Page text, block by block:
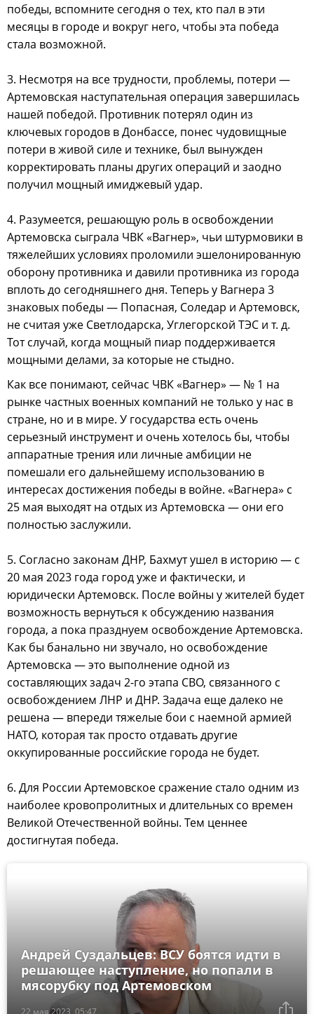
победы, вспомните сегодня о тех, кто пал в эти
месяцы в городе и вокруг него, чтобы эта победа
стала возможной.
3. Несмотря на все трудности, проблемы, потери —
Артемовская наступательная операция завершилась
нашей победой. Противник потерял один из
ключевых городов в Донбассе, понес чудовищные
потери в живой силе и технике, был вынужден
корректировать планы других операций и заодно
получил мощный имиджевый удар.
4. Разумеется, решающую роль в освобождении
Артемовска сыграла ЧВК «Вагнер», чьи штурмовики в
тяжелейших условиях проломили эшелонированную
оборону противника и давили противника из города
вплоть до сегодняшнего дня. Теперь у Вагнера 3
знаковых победы — Попасная, Соледар и Артемовск,
не считая уже Светлодарска, Углегорской ТЭС и т. д.
Тот случай, когда мощный пиар поддерживается
мощными делами, за которые не стыдно.
Как все понимают, сейчас ЧВК «Вагнер» — № 1 на
рынке частных военных компаний не только у нас в
стране, но и в мире. У государства есть очень
серьезный инструмент и очень хотелось бы, чтобы
аппаратные трения или личные амбиции не
помешали его дальнейшему использованию в
интересах достижения победы в войне. «Вагнера» с
25 мая выходят на отдых из Артемовска — они его
полностью заслужили.
5. Согласно законам ДНР, Бахмут ушел в историю — с
20 мая 2023 года город уже и фактически, и
юридически Артемовск. После войны у жителей будет
возможность вернуться к обсуждению названия
города, а пока празднуем освобождение Артемовска.
Как бы банально ни звучало, но освобождение
Артемовска — это выполнение одной из
составляющих задач 2-го этапа СВО, связанного с
освобождением ЛНР и ДНР. Задача еще далеко не
решена — впереди тяжелые бои с наемной армией
НАТО, которая так просто отдавать другие
оккупированные российские города не будет.
6. Для России Артемовское сражение стало одним из
наиболее кровопролитных и длительных со времен
Великой Отечественной войны. Тем ценнее
достигнутая победа.
22 мая 2023, 05:47
Андрей Суздальцев: ВСУ боятся идти в
решающее наступление, но попали в
мясорубку под Артемовском